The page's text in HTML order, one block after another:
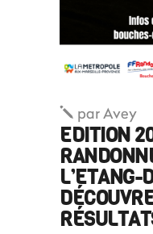
parAvey
EDITION
L’ETANG-